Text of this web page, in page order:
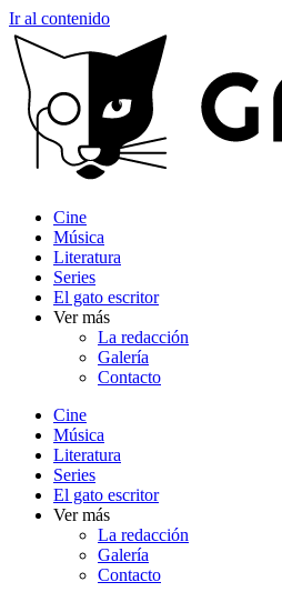
Ir al contenido
Cine
Música
Literatura
Series
El gato escritor
Ver más
La redacción
Galería
Contacto
Cine
Música
Literatura
Series
El gato escritor
Ver más
La redacción
Galería
Contacto